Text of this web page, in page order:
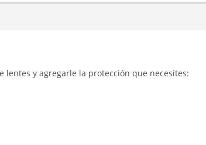
y agregarle la protección que necesites: